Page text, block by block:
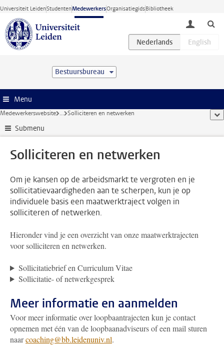
Ga direct naar de inhoud
Universiteit LeidenStudentenMedewerkersOrganisatiegidsBibliotheek
toggle
Bestuursbureau
Menu
Medewerkerswebsite ... Solliciteren en netwerken
Submenu
Solliciteren en netwerken
Om je kansen op de arbeidsmarkt te vergroten en je
sollicitatievaardigheden aan te scherpen, kun je op
individuele basis een maatwerktraject volgen in
solliciteren of netwerken.
Hieronder vind je een overzicht van onze maatwerktrajecten
voor solliciteren en netwerken.
Sollicitatiebrief en Curriculum Vitae
Sollicitatie- of netwerkgesprek
Meer informatie en aanmelden
Voor meer informatie over loopbaantrajecten kun je contact
opnemen met één van de loopbaanadviseurs of een mail sturen
naarcoaching@bb.leidenuniv.nl.